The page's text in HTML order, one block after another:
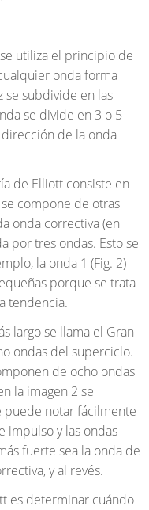
utiliza el principio de
onda forma
se subdivide en las
se divide en 3 o 5
de la onda
de Elliott consiste en
compone de otras
onda correctiva (en
por tres ondas. Esto se
la onda 1 (Fig. 2)
porque se trata
tendencia.
largo se llama el Gran
ondas del superciclo.
de ocho ondas
la imagen 2 se
puede notar fácilmente
impulso y las ondas
fuerte sea la onda de
y al revés.
es determinar cuándo